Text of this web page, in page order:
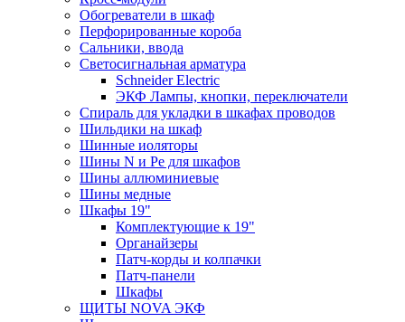
Обогреватели в шкаф
Перфорированные короба
Сальники, ввода
Светосигнальная арматура
Schneider Electric
ЭКФ Лампы, кнопки, переключатели
Спираль для укладки в шкафах проводов
Шильдики на шкаф
Шинные иоляторы
Шины N и Pe для шкафов
Шины аллюминиевые
Шины медные
Шкафы 19"
Комплектующие к 19"
Органайзеры
Патч-корды и колпачки
Патч-панели
Шкафы
ЩИТЫ NOVA ЭКФ